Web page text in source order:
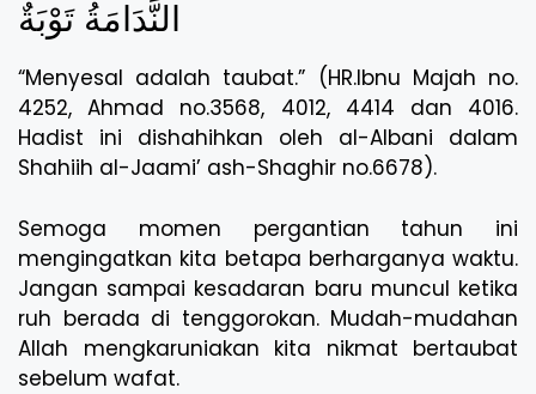
النَّدَامَةُ تَوْبَةٌ
“Menyesal adalah taubat.” (HR.Ibnu Majah no.
4252, Ahmad no.3568, 4012, 4414 dan 4016.
Hadist ini dishahihkan oleh al-Albani dalam
Shahiih al-Jaami’ ash-Shaghir no.6678).
Semoga momen pergantian tahun ini
mengingatkan kita betapa berharganya waktu.
Jangan sampai kesadaran baru muncul ketika
ruh berada di tenggorokan. Mudah-mudahan
Allah mengkaruniakan kita nikmat bertaubat
sebelum wafat.